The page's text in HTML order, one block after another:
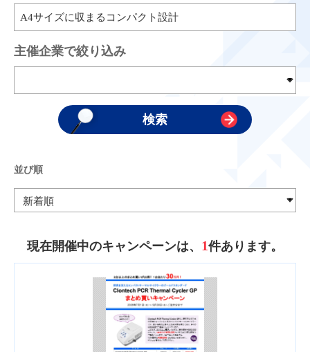
主催企業で絞り込み
並び順
現在開催中のキャンペーンは、 1件あります。